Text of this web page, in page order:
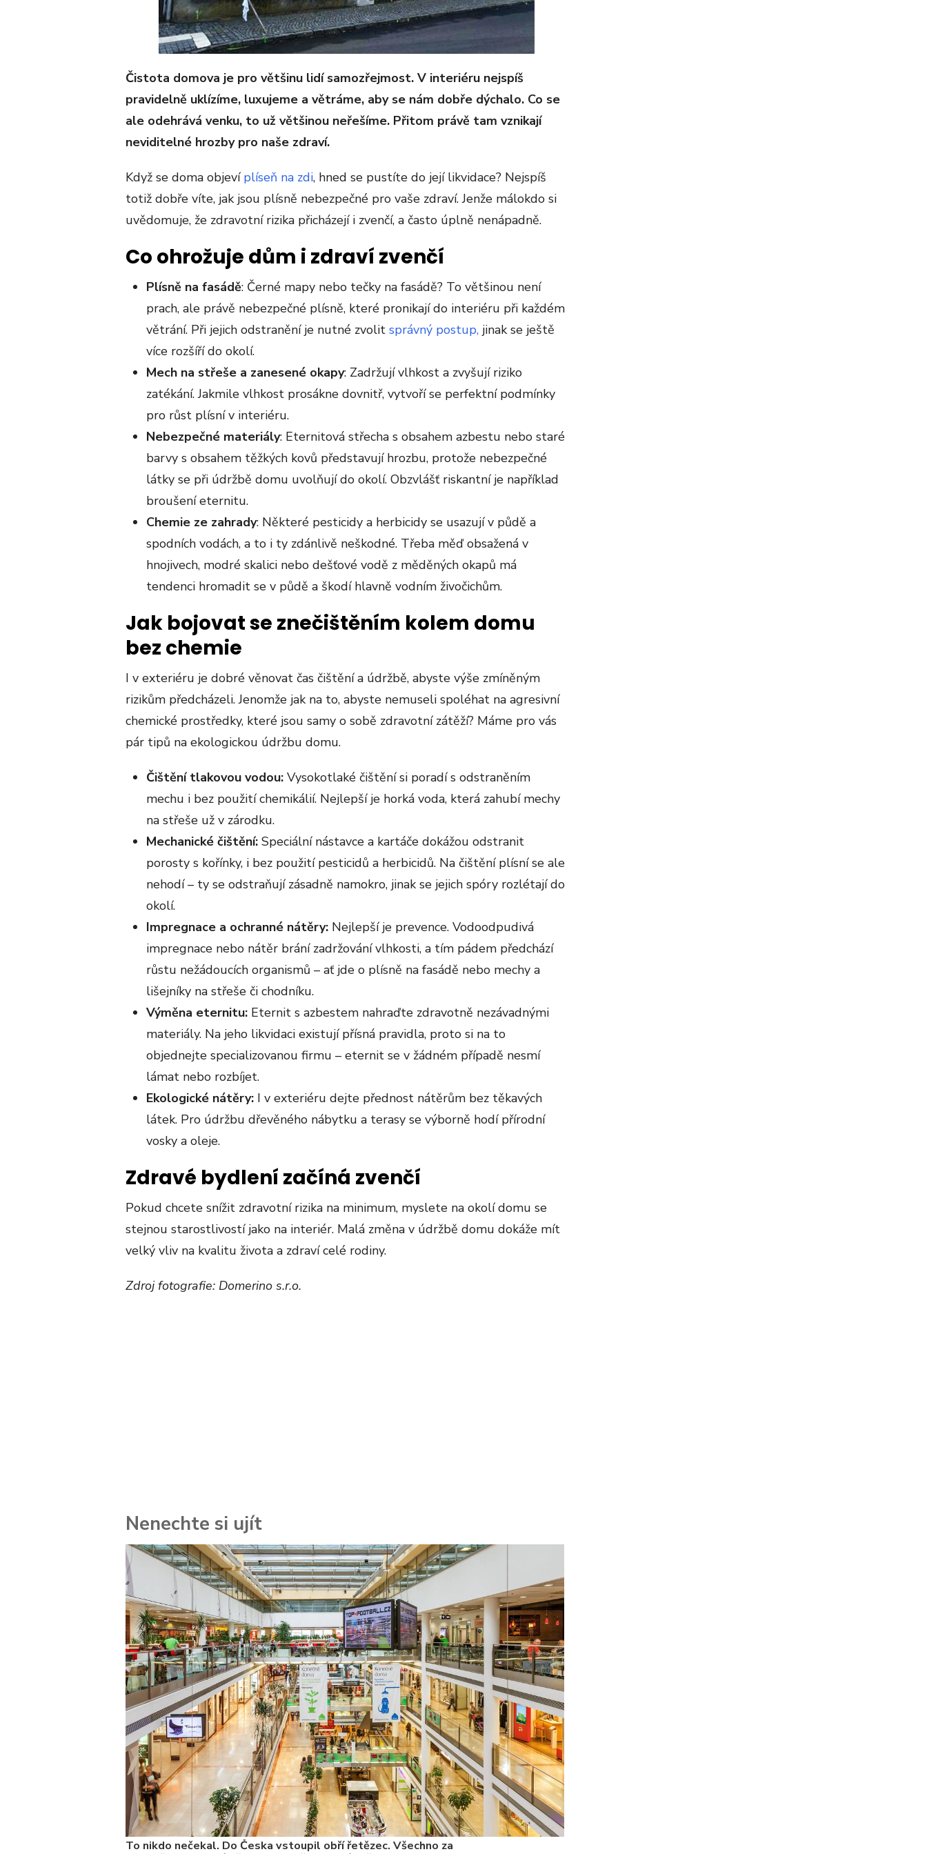
Čistota domova je pro většinu lidí samozřejmost. V interiéru nejspíš
pravidelně uklízíme, luxujeme a větráme, aby se nám dobře dýchalo. Co se
ale odehrává venku, to už většinou neřešíme. Přitom právě tam vznikají
neviditelné hrozby pro naše zdraví.
Když se doma objeví plíseň na zdi, hned se pustíte do její likvidace? Nejspíš
totiž dobře víte, jak jsou plísně nebezpečné pro vaše zdraví. Jenže málokdo si
uvědomuje, že zdravotní rizika přicházejí i zvenčí, a často úplně nenápadně.
Co ohrožuje dům i zdraví zvenčí
Plísně na fasádě: Černé mapy nebo tečky na fasádě? To většinou není
prach, ale právě nebezpečné plísně, které pronikají do interiéru při každém
větrání. Při jejich odstranění je nutné zvolit správný postup, jinak se ještě
více rozšíří do okolí.
Mech na střeše a zanesené okapy: Zadržují vlhkost a zvyšují riziko
zatékání. Jakmile vlhkost prosákne dovnitř, vytvoří se perfektní podmínky
pro růst plísní v interiéru.
Nebezpečné materiály: Eternitová střecha s obsahem azbestu nebo staré
barvy s obsahem těžkých kovů představují hrozbu, protože nebezpečné
látky se při údržbě domu uvolňují do okolí. Obzvlášť riskantní je například
broušení eternitu.
Chemie ze zahrady: Některé pesticidy a herbicidy se usazují v půdě a
spodních vodách, a to i ty zdánlivě neškodné. Třeba měď obsažená v
hnojivech, modré skalici nebo dešťové vodě z měděných okapů má
tendenci hromadit se v půdě a škodí hlavně vodním živočichům.
Jak bojovat se znečištěním kolem domu
bez chemie
I v exteriéru je dobré věnovat čas čištění a údržbě, abyste výše zmíněným
rizikům předcházeli. Jenomže jak na to, abyste nemuseli spoléhat na agresivní
chemické prostředky, které jsou samy o sobě zdravotní zátěží? Máme pro vás
pár tipů na ekologickou údržbu domu.
Čištění tlakovou vodou: Vysokotlaké čištění si poradí s odstraněním
mechu i bez použití chemikálií. Nejlepší je horká voda, která zahubí mechy
na střeše už v zárodku.
Mechanické čištění: Speciální nástavce a kartáče dokážou odstranit
porosty s kořínky, i bez použití pesticidů a herbicidů. Na čištění plísní se ale
nehodí – ty se odstraňují zásadně namokro, jinak se jejich spóry rozlétají do
okolí.
Impregnace a ochranné nátěry: Nejlepší je prevence. Vodoodpudivá
impregnace nebo nátěr brání zadržování vlhkosti, a tím pádem předchází
růstu nežádoucích organismů – ať jde o plísně na fasádě nebo mechy a
lišejníky na střeše či chodníku.
Výměna eternitu: Eternit s azbestem nahraďte zdravotně nezávadnými
materiály. Na jeho likvidaci existují přísná pravidla, proto si na to
objednejte specializovanou firmu – eternit se v žádném případě nesmí
lámat nebo rozbíjet.
Ekologické nátěry: I v exteriéru dejte přednost nátěrům bez těkavých
látek. Pro údržbu dřevěného nábytku a terasy se výborně hodí přírodní
vosky a oleje.
Zdravé bydlení začíná zvenčí
Pokud chcete snížit zdravotní rizika na minimum, myslete na okolí domu se
stejnou starostlivostí jako na interiér. Malá změna v údržbě domu dokáže mít
velký vliv na kvalitu života a zdraví celé rodiny.
Zdroj fotografie: Domerino s.r.o.
Nenechte si ujít
To nikdo nečekal. Do Česka vstoupil obří řetězec. Všechno za